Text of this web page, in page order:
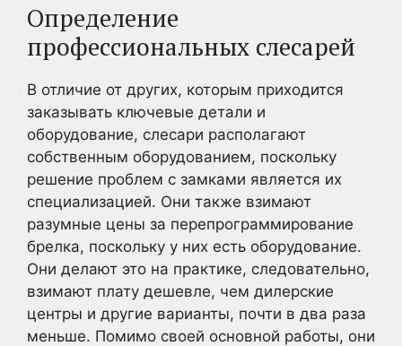
Определение
профессиональных слесарей
В отличие от других, которым приходится
заказывать ключевые детали и
оборудование, слесари располагают
собственным оборудованием, поскольку
решение проблем с замками является их
специализацией. Они также взимают
разумные цены за перепрограммирование
брелка, поскольку у них есть оборудование.
Они делают это на практике, следовательно,
взимают плату дешевле, чем дилерские
центры и другие варианты, почти в два раза
меньше. Помимо своей основной работы, они